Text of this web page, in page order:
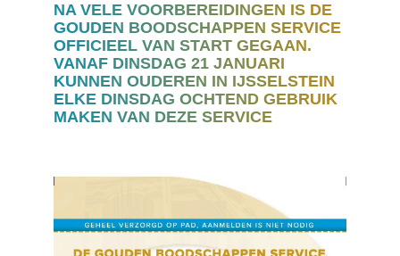
NA VELE VOORBEREIDINGEN IS DE
GOUDEN BOODSCHAPPEN SERVICE
OFFICIEEL VAN START GEGAAN.
VANAF DINSDAG 21 JANUARI
KUNNEN OUDEREN IN IJSSELSTEIN
ELKE DINSDAG OCHTEND GEBRUIK
MAKEN VAN DEZE SERVICE